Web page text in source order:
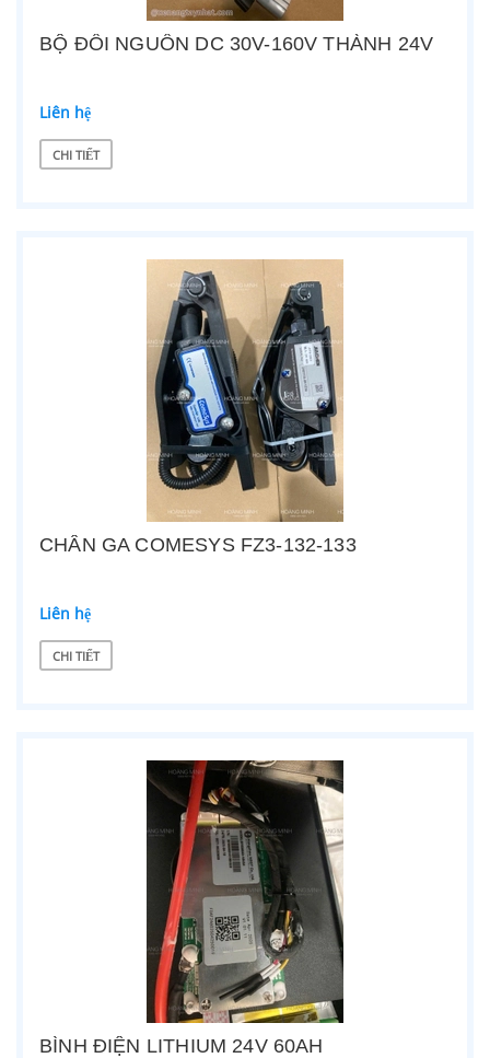
BỘ ĐỔI NGUỒN DC 30V-160V THÀNH 24V
Liên hệ
CHI TIẾT
CHÂN GA COMESYS FZ3-132-133
Liên hệ
CHI TIẾT
BÌNH ĐIỆN LITHIUM 24V 60AH